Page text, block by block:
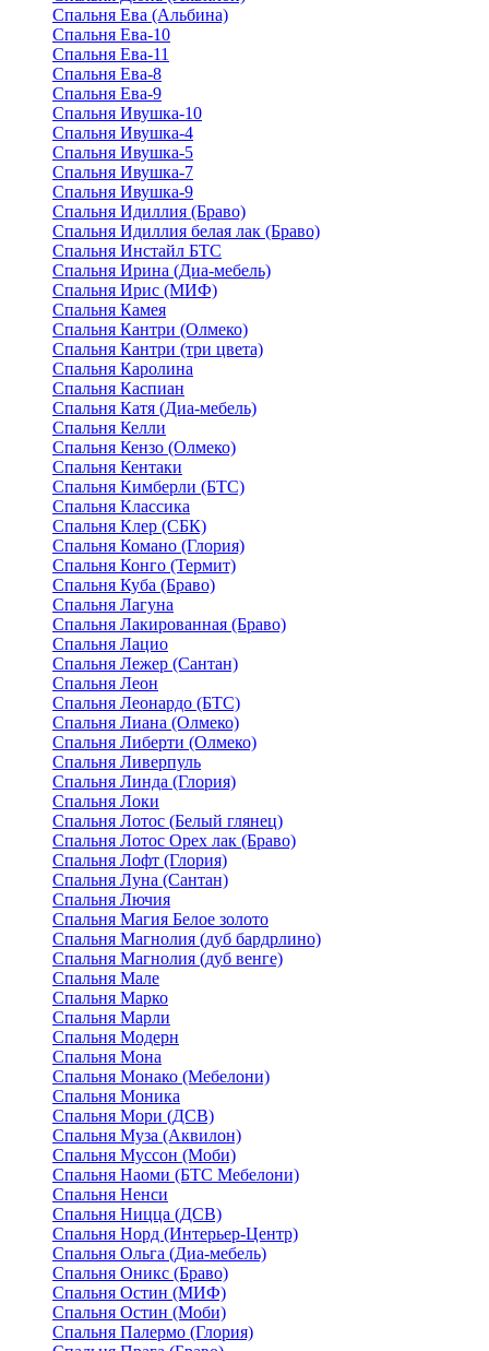
Спальня Ева (Альбина)
Спальня Ева-10
Спальня Ева-11
Спальня Ева-8
Спальня Ева-9
Спальня Ивушка-10
Спальня Ивушка-4
Спальня Ивушка-5
Спальня Ивушка-7
Спальня Ивушка-9
Спальня Идиллия (Браво)
Спальня Идиллия белая лак (Браво)
Спальня Инстайл БТС
Спальня Ирина (Диа-мебель)
Спальня Ирис (МИФ)
Спальня Камея
Спальня Кантри (Олмеко)
Спальня Кантри (три цвета)
Спальня Каролина
Спальня Каспиан
Спальня Катя (Диа-мебель)
Спальня Келли
Спальня Кензо (Олмеко)
Спальня Кентаки
Спальня Кимберли (БТС)
Спальня Классика
Спальня Клер (СБК)
Спальня Комано (Глория)
Спальня Конго (Термит)
Спальня Куба (Браво)
Спальня Лагуна
Спальня Лакированная (Браво)
Спальня Лацио
Спальня Лежер (Сантан)
Спальня Леон
Спальня Леонардо (БТС)
Спальня Лиана (Олмеко)
Спальня Либерти (Олмеко)
Спальня Ливерпуль
Спальня Линда (Глория)
Спальня Локи
Спальня Лотос (Белый глянец)
Спальня Лотос Орех лак (Браво)
Спальня Лофт (Глория)
Спальня Луна (Сантан)
Спальня Лючия
Спальня Магия Белое золото
Спальня Магнолия (дуб бардрлино)
Спальня Магнолия (дуб венге)
Спальня Мале
Спальня Марко
Спальня Марли
Спальня Модерн
Спальня Мона
Спальня Монако (Мебелони)
Спальня Моника
Спальня Мори (ДСВ)
Спальня Муза (Аквилон)
Спальня Муссон (Моби)
Спальня Наоми (БТС Мебелони)
Спальня Ненси
Спальня Ницца (ДСВ)
Спальня Норд (Интерьер-Центр)
Спальня Ольга (Диа-мебель)
Спальня Оникс (Браво)
Спальня Остин (МИФ)
Спальня Остин (Моби)
Спальня Палермо (Глория)